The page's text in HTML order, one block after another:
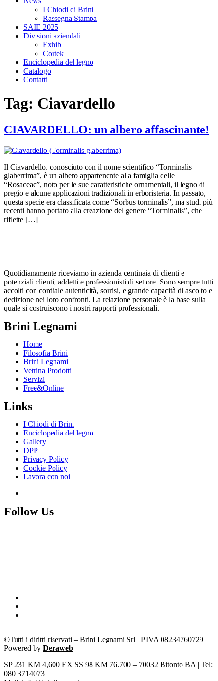
I Chiodi di Brini
Rassegna Stampa
SAIE 2025
Divisioni aziendali
Exhib
Cortek
Enciclopedia del legno
Catalogo
Contatti
Tag: Ciavardello
CIAVARDELLO: un albero affascinante!
Il Ciavardello, conosciuto con il nome scientifico “Torminalis
glaberrima”, è un albero appartenente alla famiglia delle
“Rosaceae”, noto per le sue caratteristiche ornamentali, il legno di
pregio e alcune applicazioni tradizionali in erboristeria. In passato,
questa specie era classificata come “Sorbus torminalis”, ma studi più
recenti hanno portato alla creazione del genere “Torminalis”, che
riflette […]
Quotidianamente riceviamo in azienda centinaia di clienti e
potenziali clienti, addetti e professionisti di settore. Sono sempre tutti
accolti con cordiale autenticità, sorrisi, e grande capacità di ascolto e
dedizione nei loro confronti. La relazione personale è la base sulla
quale si costruiscono i nostri rapporti professionali.
Brini Legnami
Home
Filosofia Brini
Brini Legnami
Vetrina Prodotti
Servizi
Free&Online
Links
I Chiodi di Brini
Enciclopedia del legno
Gallery
DPP
Privacy Policy
Cookie Policy
Lavora con noi
Follow Us
©Tutti i diritti riservati – Brini Legnami Srl | P.IVA 08234760729
Powered by Deraweb
SP 231 KM 4,600 EX SS 98 KM 76.700 – 70032 Bitonto BA | Tel:
080 3714073